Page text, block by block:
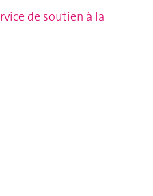
de soutien à la